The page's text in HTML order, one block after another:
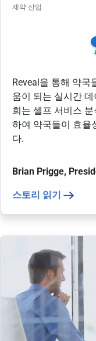
제약 산업
Reveal을 통해 약국
움이 되는 실시간
희는 셀프 서비스
하여 약국들이 효율
다.
Brian Prigge,
스토리 읽기